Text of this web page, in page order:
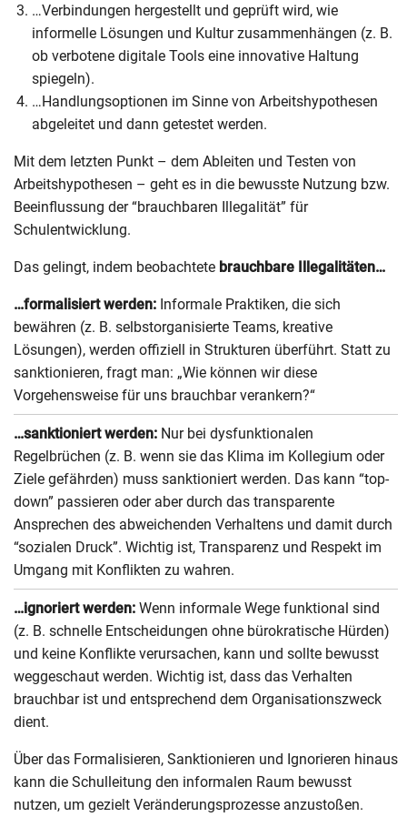
…Verbindungen hergestellt und geprüft wird, wie
informelle Lösungen und Kultur zusammenhängen (z. B.
ob verbotene digitale Tools eine innovative Haltung
spiegeln).
…Handlungsoptionen im Sinne von Arbeitshypothesen
abgeleitet und dann getestet werden.
Mit dem letzten Punkt – dem Ableiten und Testen von
Arbeitshypothesen – geht es in die bewusste Nutzung bzw.
Beeinflussung der “brauchbaren Illegalität” für
Schulentwicklung.
Das gelingt, indem beobachtete brauchbare Illegalitäten…
…formalisiert werden: Informale Praktiken, die sich
bewähren (z. B. selbstorganisierte Teams, kreative
Lösungen), werden offiziell in Strukturen überführt. Statt zu
sanktionieren, fragt man: „Wie können wir diese
Vorgehensweise für uns brauchbar verankern?“
…sanktioniert werden: Nur bei dysfunktionalen
Regelbrüchen (z. B. wenn sie das Klima im Kollegium oder
Ziele gefährden) muss sanktioniert werden. Das kann “top-
down” passieren oder aber durch das transparente
Ansprechen des abweichenden Verhaltens und damit durch
“sozialen Druck”. Wichtig ist, Transparenz und Respekt im
Umgang mit Konflikten zu wahren.
…ignoriert werden: Wenn informale Wege funktional sind
(z. B. schnelle Entscheidungen ohne bürokratische Hürden)
und keine Konflikte verursachen, kann und sollte bewusst
weggeschaut werden. Wichtig ist, dass das Verhalten
brauchbar ist und entsprechend dem Organisationszweck
dient.
Über das Formalisieren, Sanktionieren und Ignorieren hinaus
kann die Schulleitung den informalen Raum bewusst
nutzen, um gezielt Veränderungsprozesse anzustoßen.